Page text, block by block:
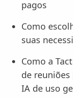
pagos
Como
suas
Como a
de
IA de uso